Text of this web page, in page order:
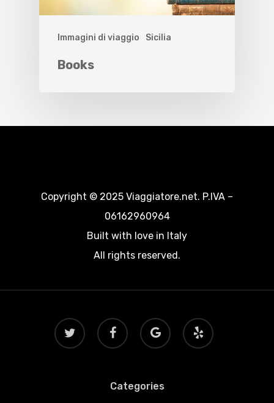
Immagini di viaggio Sicilia
Books
Copyright © 2025 Viaggiatore.net. P.IVA –
06162960964
Built with love in Italy
All rights reserved.
twitter facebook
google-
plus
yelp
Categories